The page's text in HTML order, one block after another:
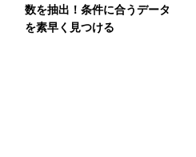
数を抽出！条件に合うデータ
を素早く見つける